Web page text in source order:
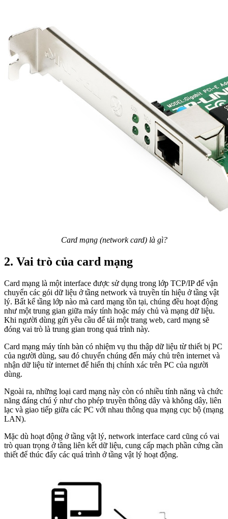
Card mạng (network card) là gì?
2. Vai trò của card mạng
Card mạng là một interface được sử dụng trong lớp TCP/IP để vận
chuyển các gói dữ liệu ở tầng network và truyền tín hiệu ở tầng vật
lý. Bất kể tầng lớp nào mà card mạng tồn tại, chúng đều hoạt động
như một trung gian giữa máy tính hoặc máy chủ và mạng dữ liệu.
Khi người dùng gửi yêu cầu để tải một trang web, card mạng sẽ
đóng vai trò là trung gian trong quá trình này.
Card mạng máy tính bàn có nhiệm vụ thu thập dữ liệu từ thiết bị PC
của người dùng, sau đó chuyển chúng đến máy chủ trên internet và
nhận dữ liệu từ internet để hiển thị chính xác trên PC của người
dùng.
Ngoài ra, những loại card mạng này còn có nhiều tính năng và chức
năng đáng chú ý như cho phép truyền thông dây và không dây, liên
lạc và giao tiếp giữa các PC với nhau thông qua mạng cục bộ (mạng
LAN).
Mặc dù hoạt động ở tầng vật lý, network interface card cũng có vai
trò quan trọng ở tầng liên kết dữ liệu, cung cấp mạch phần cứng cần
thiết để thúc đẩy các quá trình ở tầng vật lý hoạt động.